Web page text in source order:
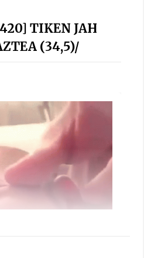
TIKEN JAH
(34,5)/